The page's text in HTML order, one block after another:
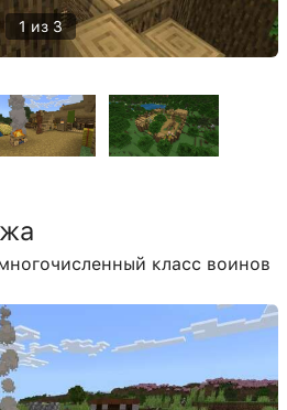
1 из 3
класс воинов